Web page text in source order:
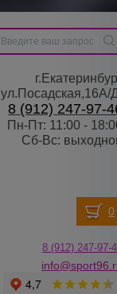
8 (912) 247-97-
Пн-Пт: 11:00 -
Сб-Вс:
8 (912) 247-97-